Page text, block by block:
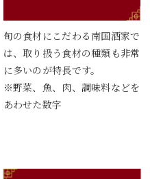
旬の食材にこだわる南国酒家で
は、取り扱う食材の種類も非常
に多いのが特長です。
※野菜、魚、肉、調味料などを
あわせた数字